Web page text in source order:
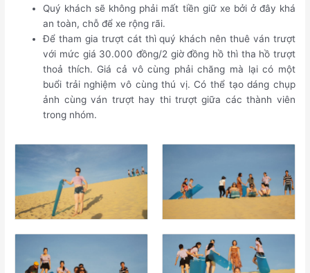
Quý khách sẽ không phải mất tiền giữ xe bởi ở đây khá
an toàn, chỗ để xe rộng rãi.
Để tham gia trượt cát thì quý khách nên thuê ván trượt
với mức giá 30.000 đồng/2 giờ đồng hồ thì tha hồ trượt
thoả thích. Giá cả vô cùng phải chăng mà lại có một
buổi trải nghiệm vô cùng thú vị. Có thể tạo dáng chụp
ảnh cùng ván trượt hay thi trượt giữa các thành viên
trong nhóm.